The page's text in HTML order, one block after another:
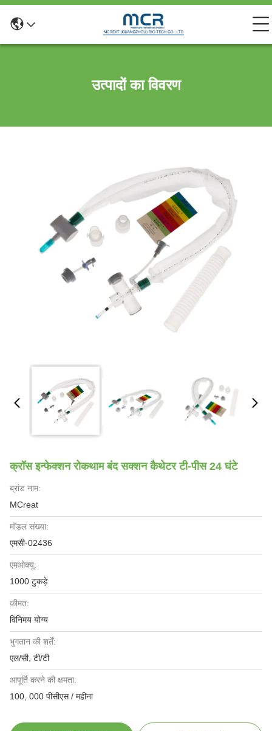
उत्पादों का विवरण
क्रॉस इन्फेक्शन रोकथाम बंद सक्शन कैथेटर टी-पीस 24 घंटे
ब्रांड नाम:
MCreat
मॉडल संख्या:
एमसी-02436
एमओक्यू:
1000 टुकड़े
कीमत:
विनिमय योग्य
भुगतान की शर्तें:
एल/सी, टी/टी
आपूर्ति करने की क्षमता:
100, 000 पीसीएस / महीना